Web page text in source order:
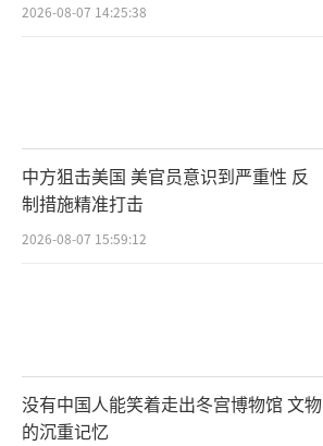
2026-08-07 14:25:38
中方狙击美国 美官员意识到严重性 反
制措施精准打击
2026-08-07 15:59:12
没有中国人能笑着走出冬宫博物馆 文物
的沉重记忆